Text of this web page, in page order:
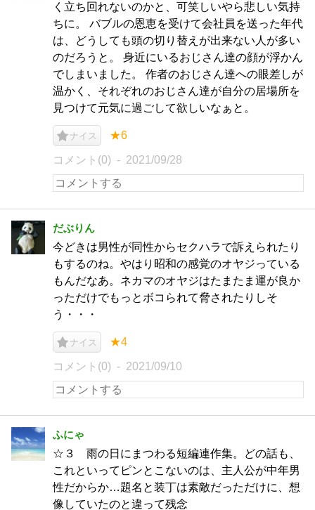
く立ち回れないのかと、可笑しいやら悲しい気持
ちに。 バブルの恩恵を受けて会社員を送った年代
は、どうしても頭の切り替えが出来ない人が多い
のだろうと。 身近にいるおじさん達の顔が浮かん
でしまいました。 作者のおじさん達への眼差しが
温かく、それぞれのおじさん達が自分の居場所を
見つけて元気に過ごして欲しいなぁと。
ナイス ★6
コメント(0) 2021/09/28
だぶりん
今どきは男性が同性からセクハラで訴えられたり
もするのね。やはり昭和の感覚のオヤジっている
もんだなあ。ネカマのオヤジはたまたま運が良か
っただけでもっとボコられて脅されたりしそ
う・・・
ナイス ★4
コメント(0) 2021/09/10
ふにゃ
☆３ 雨の日にまつわる短編連作集。どの話も、
これといってピンとこないのは、主人公が中年男
性だからか…題名と装丁は素敵だっただけに、想
像していたのと違って残念